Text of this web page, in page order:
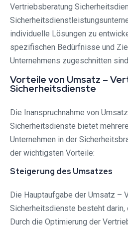
Vertriebsberatung
individuelle Lösungen zu
spezifischen Bedürfnisse und
Unternehmens zugeschnitten
Vorteile von Umsatz –
Sicherheitsdienste
Die Inanspruchnahme von
Sicherheitsdienste bietet
Unternehmen in der
der wichtigsten Vorteile:
Steigerung des Umsatzes
Die Hauptaufgabe der Umsatz –
Sicherheitsdienste besteht darin,
Durch die Optimierung der